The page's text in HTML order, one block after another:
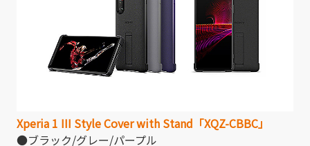
Xperia 1 III Style Cover with Stand「XQZ-CBBC」
●ブラック/グレー/パープル